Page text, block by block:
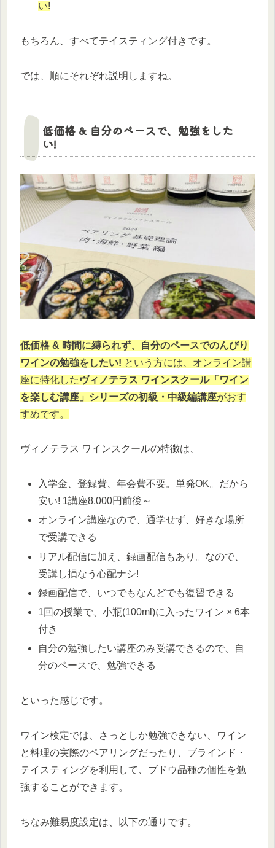
い!
もちろん、すべてテイスティング付きです。
では、順にそれぞれ説明しますね。
低価格 & 自分のペースで、勉強をした
い!
低価格 & 時間に縛られず、自分のペースでのんびり
ワインの勉強をしたい! という方には、オンライン講
座に特化した ヴィノテラス ワインスクール「ワイン
を楽しむ講座」シリーズの初級・中級編講座がおす
すめです。
ヴィノテラス ワインスクールの特徴は、
入学金、登録費、年会費不要。単発OK。だから
安い! 1講座8,000円前後～
オンライン講座なので、通学せず、好きな場所
で受講できる
リアル配信に加え、録画配信もあり。なので、
受講し損なう心配ナシ!
録画配信で、いつでもなんどでも復習できる
1回の授業で、小瓶(100ml)に入ったワイン × 6本
付き
自分の勉強したい講座のみ受講できるので、自
分のペースで、勉強できる
といった感じです。
ワイン検定では、さっとしか勉強できない、ワイン
と料理の実際のペアリングだったり、ブラインド・
テイスティングを利用して、ブドウ品種の個性を勉
強することができます。
ちなみ難易度設定は、以下の通りです。